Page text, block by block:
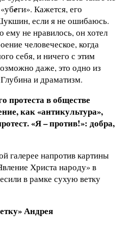
еги». Кажется, его
если я не ошибаюсь.
не нравилось, он хотел
человеческое, когда
себя, и ничего с этим
даже, это одно из
и драматизм.
протеста в обществе
как «антикультура»,
«Я – против!»: добра,
галерее напротив картины
Христа народу» в
в рамке сухую ветку
Андрея